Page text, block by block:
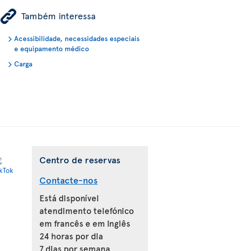
ÿ Também interessa
Acessibilidade, necessidades especiais
e equipamento médico
Carga
Centro de reservas
Contacte-nos
Está disponível
atendimento telefónico
em francês e em inglês
24 horas por dia
7 dias por semana